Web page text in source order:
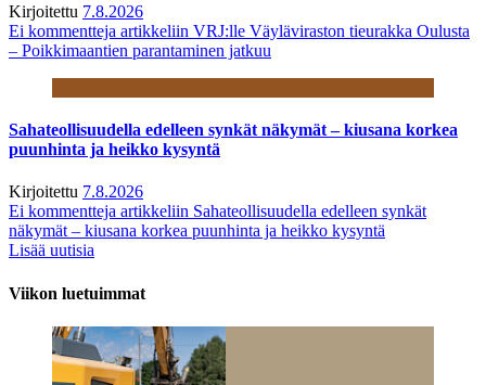
Kirjoitettu 7.8.2026
Ei kommentteja artikkeliin VRJ:lle Väyläviraston tieurakka Oulusta
– Poikkimaantien parantaminen jatkuu
Sahateollisuudella edelleen synkät näkymät – kiusana korkea
puunhinta ja heikko kysyntä
Kirjoitettu 7.8.2026
Ei kommentteja artikkeliin Sahateollisuudella edelleen synkät
näkymät – kiusana korkea puunhinta ja heikko kysyntä
Lisää uutisia
Viikon luetuimmat